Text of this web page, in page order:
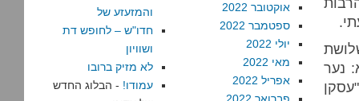
נער
אוקטובר 2022
ספטמבר 2022
יולי 2022
מאי 2022
אפריל 2022
והמזעזע של
חדו"ש – לחופש דת
ושוויון
לא מזיק ברובו
עמודו! - הבלוג החדש